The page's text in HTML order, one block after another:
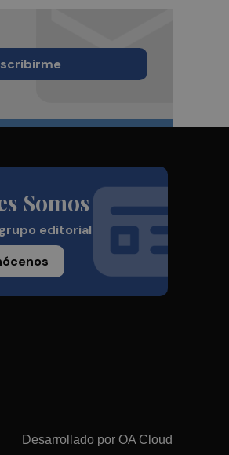
Somos
editorial
Desarrollado por OA Cloud